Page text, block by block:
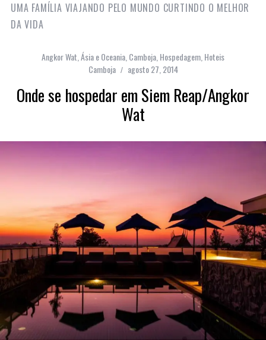
UMA FAMÍLIA VIAJANDO PELO MUNDO CURTINDO O MELHOR
DA VIDA
Angkor Wat,Ásia e Oceania,Camboja,Hospedagem,Hoteis
Camboja
agosto 27, 2014
Onde se hospedar em Siem Reap/Angkor
Wat